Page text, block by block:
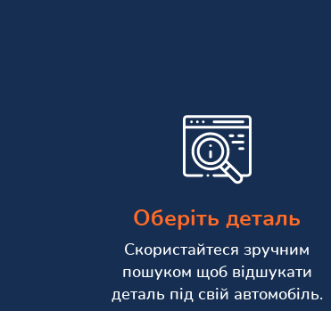
Оберіть деталь
Скористайтеся зручним
пошуком щоб відшукати
деталь під свій автомобіль.